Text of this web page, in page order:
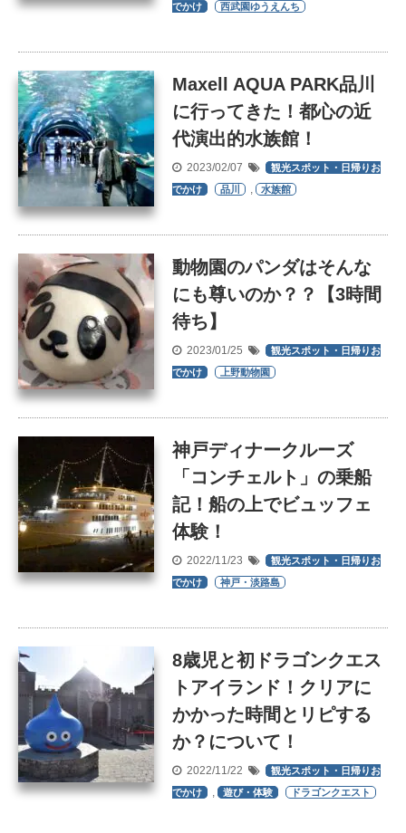
でかけ
西武園ゆうえんち
Maxell AQUA PARK品川
に行ってきた！都心の近
代演出的水族館！
2023/02/07
観光スポット・日帰りお
でかけ
品川 , 水族館
動物園のパンダはそんな
にも尊いのか？？【3時間
待ち】
2023/01/25
観光スポット・日帰りお
でかけ
上野動物園
神戸ディナークルーズ
「コンチェルト」の乗船
記！船の上でビュッフェ
体験！
2022/11/23
観光スポット・日帰りお
でかけ
神戸・淡路島
8歳児と初ドラゴンクエス
トアイランド！クリアに
かかった時間とリピする
か？について！
2022/11/22
観光スポット・日帰りお
でかけ
, 遊び・体験 ドラゴンクエスト